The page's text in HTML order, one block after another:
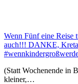
Wenn Fünf eine Reise
auch!!! DANKE, Kreta
(Statt Wochenende in
kleiner,…